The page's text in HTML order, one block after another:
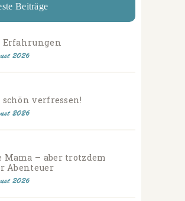
Beiträge
Erfahrungen
2026
schön verfressen!
2026
Mama – aber trotzdem
Abenteuer
2026